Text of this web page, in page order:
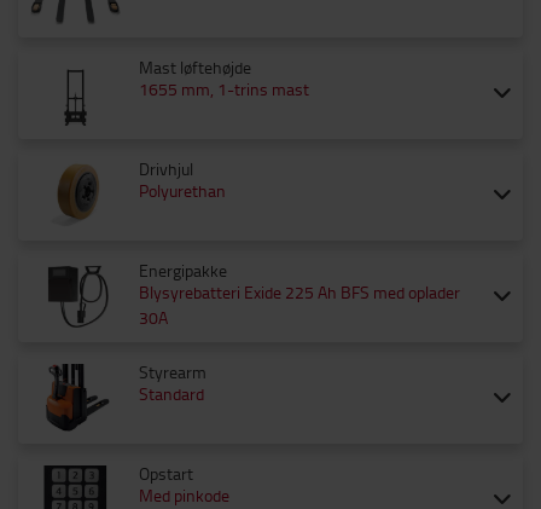
Mast løftehøjde
1655 mm, 1-trins mast
Drivhjul
Polyurethan
Energipakke
Blysyrebatteri Exide 225 Ah BFS med oplader
30A
Styrearm
Standard
Opstart
Med pinkode